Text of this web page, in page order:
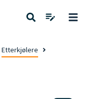
Etterkjølere